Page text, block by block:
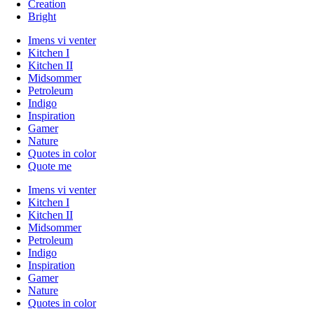
Creation
Bright
Imens vi venter
Kitchen I
Kitchen II
Midsommer
Petroleum
Indigo
Inspiration
Gamer
Nature
Quotes in color
Quote me
Imens vi venter
Kitchen I
Kitchen II
Midsommer
Petroleum
Indigo
Inspiration
Gamer
Nature
Quotes in color